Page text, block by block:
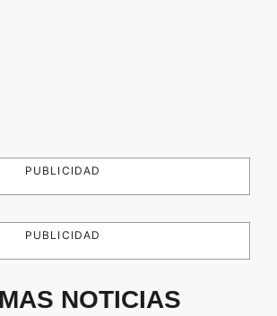
PUBLICIDAD
PUBLICIDAD
NOTICIAS